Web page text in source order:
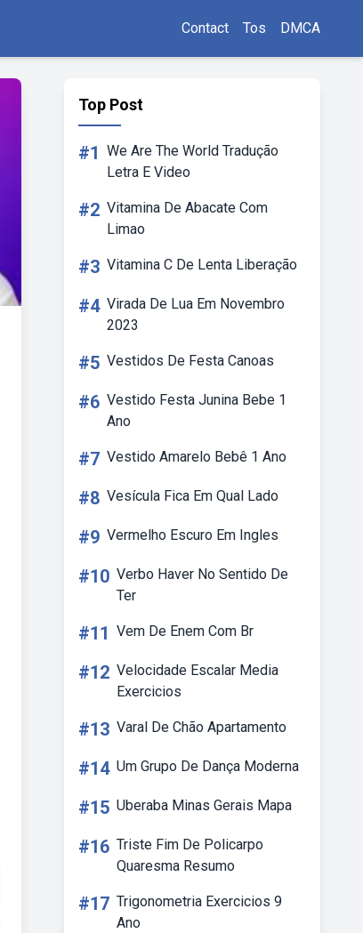
Contact Tos DMCA
Top Post
#1 We Are The World Tradução
Letra E Video
#2 Vitamina De Abacate Com
Limao
#3 Vitamina C De Lenta Liberação
#4 Virada De Lua Em Novembro
2023
#5 Vestidos De Festa Canoas
#6 Vestido Festa Junina Bebe 1
Ano
#7 Vestido Amarelo Bebê 1 Ano
#8 Vesícula Fica Em Qual Lado
#9 Vermelho Escuro Em Ingles
#10 Verbo Haver No Sentido De
Ter
#11 Vem De Enem Com Br
#12 Velocidade Escalar Media
Exercicios
#13 Varal De Chão Apartamento
#14 Um Grupo De Dança Moderna
#15 Uberaba Minas Gerais Mapa
#16 Triste Fim De Policarpo
Quaresma Resumo
#17 Trigonometria Exercicios 9
Ano